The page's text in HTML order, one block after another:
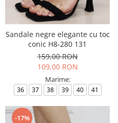
Incaltamine primavara-vara piele
Imbracaminte
Camasi si topuri
Blugi si pantaloni
Pulovere si cardigane
Rochii
Incaltaminte toamna-iarna piele
Sandale negre elegante cu toc
conic H8-280 131
159,00 RON
109,00 RON
Marime:
36 37 38 39 40 41
-17%